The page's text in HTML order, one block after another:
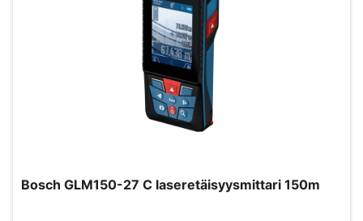
Bosch GLM150-27 C laseretäisyysmittari 150m